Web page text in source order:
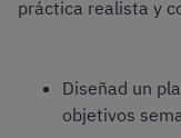
práctica realista y
Diseñad un
objetivos